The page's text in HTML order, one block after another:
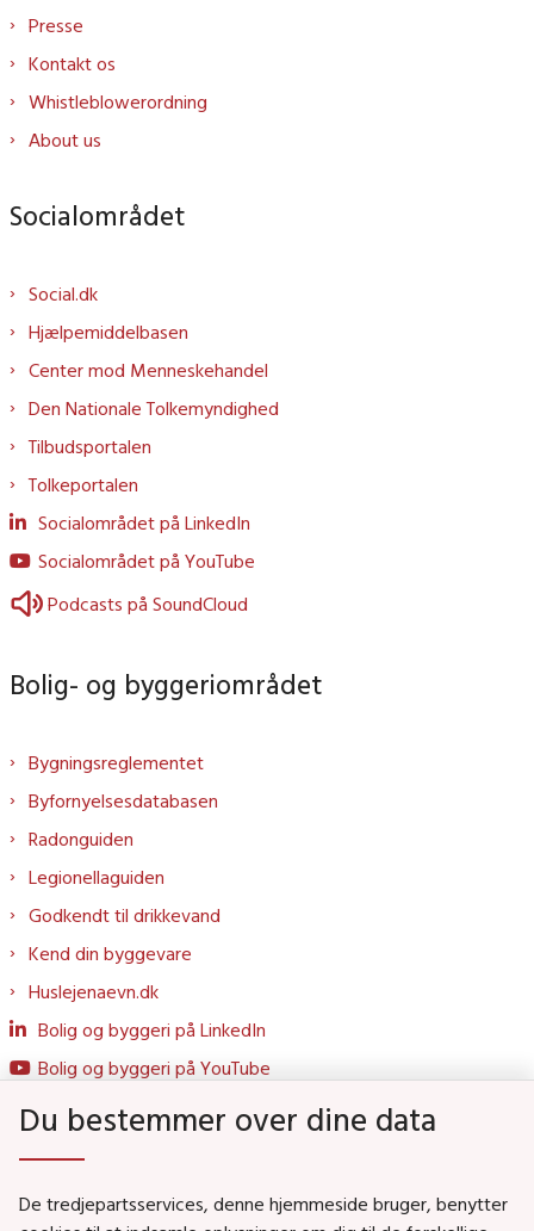
Presse
Kontakt os
Whistleblowerordning
About us
Socialområdet
Social.dk
Hjælpemiddelbasen
Center mod Menneskehandel
Den Nationale Tolkemyndighed
Tilbudsportalen
Tolkeportalen
Socialområdet på LinkedIn
Socialområdet på YouTube
Podcasts på SoundCloud
Bolig- og byggeriområdet
Bygningsreglementet
Byfornyelsesdatabasen
Radonguiden
Legionellaguiden
Godkendt til drikkevand
Kend din byggevare
Huslejenaevn.dk
Bolig og byggeri på LinkedIn
Bolig og byggeri på YouTube
Social- og Boligministeriet
Du bestemmer over dine data
De tredjepartsservices, denne hjemmeside bruger, benytter